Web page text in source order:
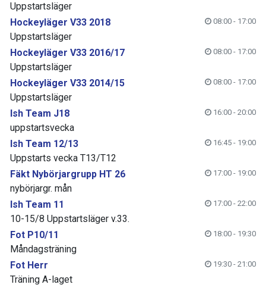
Uppstartsläger
Hockeyläger V33 2018
08:00 - 17:00
Uppstartsläger
Hockeyläger V33 2016/17
08:00 - 17:00
Uppstartsläger
Hockeyläger V33 2014/15
08:00 - 17:00
Uppstartsläger
Ish Team J18
16:00 - 20:00
uppstartsvecka
Ish Team 12/13
16:45 - 19:00
Uppstarts vecka T13/T12
Fäkt Nybörjargrupp HT 26
17:00 - 19:00
nybörjargr. mån
Ish Team 11
17:00 - 22:00
10-15/8 Uppstartsläger v.33.
Fot P10/11
18:00 - 19:30
Måndagsträning
Fot Herr
19:30 - 21:00
Träning A-laget